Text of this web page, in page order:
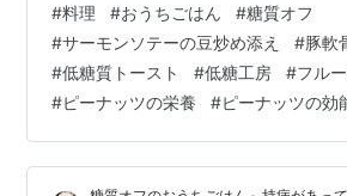
ーモンソテーと豚軟骨の煮物の夕食 も
ンソテー タコと豆の炒めもの添え 豚軟
糖質フルーツトースト 卵のあんかけ汁
ーナッツをよく食べる 夕食 サーモンソ
炒めもの添え 〇サーモン・塩・コシ
ーブオイル 〇オリーブオイ…
#料理 #おうちごはん #糖質オフ
#サーモンソテーの豆炒め添え #豚軟
#低糖質トースト #低糖工房 #フル
#ピーナッツの栄養 #ピーナッツの効